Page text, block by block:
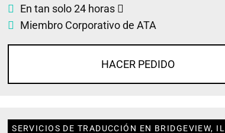
En tan solo 24 horas
Miembro Corporativo de ATA
HACER PEDIDO
SERVICIOS DE TRADUCCIÓN EN BRIDGEVIEW, IL